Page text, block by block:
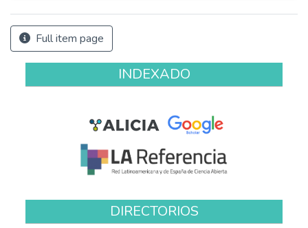
Full item page
INDEXADO
DIRECTORIOS